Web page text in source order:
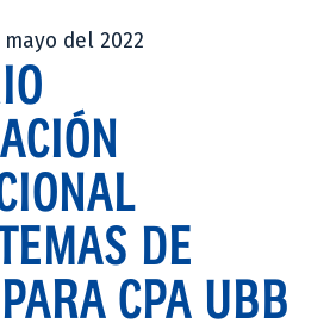
del 2022
DE
CPA UBB